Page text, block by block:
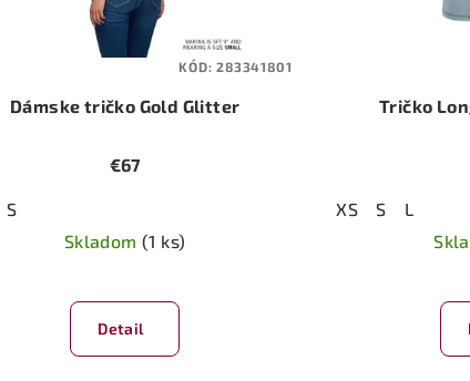
Dámske tričko Gold Glitter
€67
S
Skladom(1 ks)
Detail
KÓD:283341801
Tričko
XS S
L